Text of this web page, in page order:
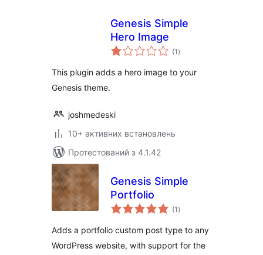
Genesis Simple
Hero Image
(1 загальний
рейтинг
)
This plugin adds a hero image to your
Genesis theme.
joshmedeski
10+ активних встановлень
Протестований з 4.1.42
Genesis Simple
Portfolio
(1 загальний
рейтинг
)
Adds a portfolio custom post type to any
WordPress website, with support for the